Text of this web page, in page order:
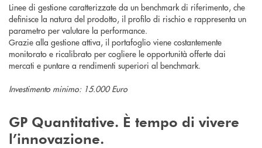
Linee di gestione caratterizzate da un benchmark di riferimento, che
definisce la natura del prodotto, il profilo di rischio e rappresenta un
parametro per valutare la performance.
Grazie alla gestione attiva, il portafoglio viene costantemente
monitorato e ricalibrato per cogliere le opportunità offerte dai
mercati e puntare a rendimenti superiori al benchmark.
Investimento minimo: 15.000 Euro
GP Quantitative. È tempo di vivere
l’innovazione.